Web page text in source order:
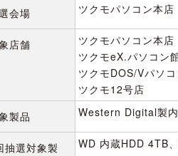
会場 ツクモパソコン本店
店舗
ツクモパソコン本店
ツクモeX.パソコン
ツクモDOS/Vパソ
ツクモ12号店
製品
Western Digital製内
抽選対象製
WD 内蔵HDD 4TB